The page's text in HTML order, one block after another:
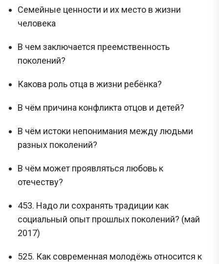
Семейные ценности и их место в жизни
человека
В чем заключается преемственность
поколений?
Какова роль отца в жизни ребёнка?
В чём причина конфликта отцов и детей?
В чём истоки непонимания между людьми
разных поколений?
В чём может проявляться любовь к
отечеству?
453. Надо ли сохранять традиции как
социальный опыт прошлых поколений? (май
2017)
525. Как современная молодёжь относится к